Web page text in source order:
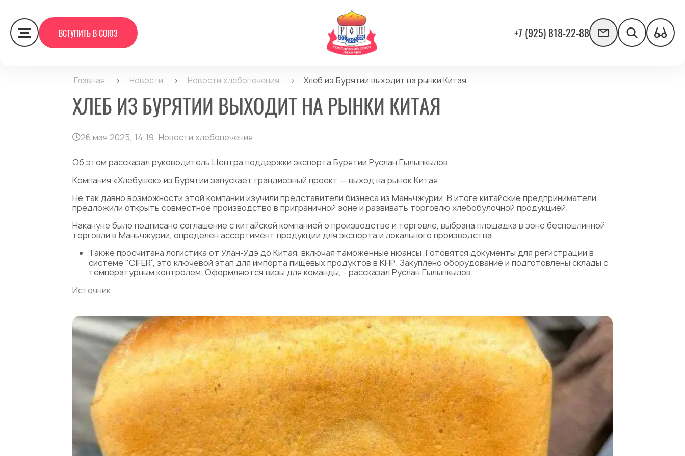
ВСТУПИТЬ В СОЮЗ +7 (925) 818-22-88
Главная > Новости > Новости хлебопечения > Хлеб из Бурятии выходит на рынки Китая
ХЛЕБ ИЗ БУРЯТИИ ВЫХОДИТ НА РЫНКИ КИТАЯ
26 мая 2025, 14:19 ·Новости хлебопечения
Об этом рассказал руководитель Центра поддержки экспорта Бурятии Руслан Гылыпкылов.
Компания «Хлебушек» из Бурятии запускает грандиозный проект — выход на рынок Китая.
Не так давно возможности этой компании изучили представители бизнеса из Маньчжурии. В итоге китайские предприниматели
предложили открыть совместное производство в приграничной зоне и развивать торговлю хлебобулочной продукцией.
Накануне было подписано соглашение с китайской компанией о производстве и торговле, выбрана площадка в зоне беспошлинной
торговли в Маньчжурии, определен ассортимент продукции для экспорта и локального производства.
Также просчитана логистика от Улан-Удэ до Китая, включая таможенные нюансы. Готовятся документы для регистрации в
системе "CIFER", это ключевой этап для импорта пищевых продуктов в КНР. Закуплено оборудование и подготовлены склады с
температурным контролем. Оформляются визы для команды, - рассказал Руслан Гылыпкылов.
Источник